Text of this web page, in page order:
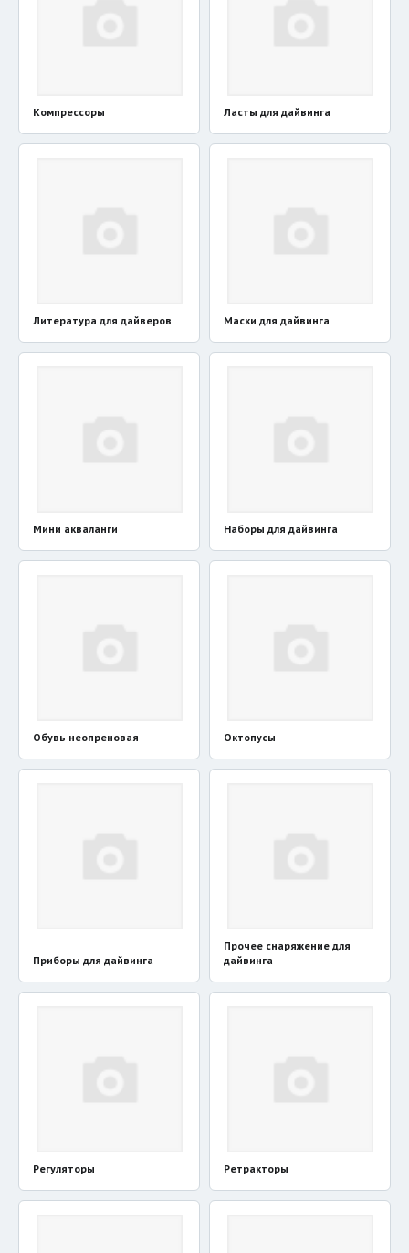
Компрессоры Ласты для дайвинга
Литература для дайверов Маски для дайвинга
Мини акваланги Наборы для дайвинга
Обувь неопреновая Октопусы
Приборы для дайвинга
Прочее снаряжение для
дайвинга
Регуляторы Ретракторы